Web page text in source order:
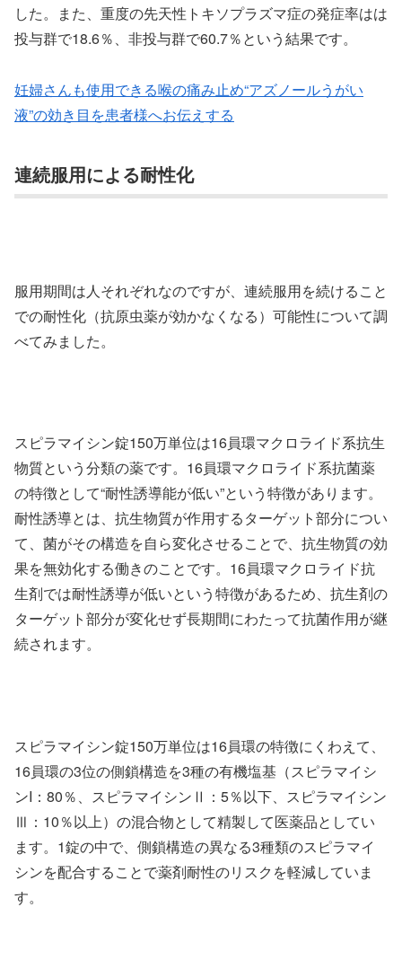
した。また、重度の先天性トキソプラズマ症の発症率はは
投与群で18.6％、非投与群で60.7％という結果です。
妊婦さんも使用できる喉の痛み止め“アズノールうがい
液”の効き目を患者様へお伝えする
連続服用による耐性化
服用期間は人それぞれなのですが、連続服用を続けること
での耐性化（抗原虫薬が効かなくなる）可能性について調
べてみました。
スピラマイシン錠150万単位は16員環マクロライド系抗生
物質という分類の薬です。16員環マクロライド系抗菌薬
の特徴として“耐性誘導能が低い”という特徴があります。
耐性誘導とは、抗生物質が作用するターゲット部分につい
て、菌がその構造を自ら変化させることで、抗生物質の効
果を無効化する働きのことです。16員環マクロライド抗
生剤では耐性誘導が低いという特徴があるため、抗生剤の
ターゲット部分が変化せず長期間にわたって抗菌作用が継
続されます。
スピラマイシン錠150万単位は16員環の特徴にくわえて、
16員環の3位の側鎖構造を3種の有機塩基（スピラマイシ
ンI：80％、スピラマイシンⅡ：5％以下、スピラマイシン
Ⅲ：10％以上）の混合物として精製して医薬品としてい
ます。1錠の中で、側鎖構造の異なる3種類のスピラマイ
シンを配合することで薬剤耐性のリスクを軽減していま
す。